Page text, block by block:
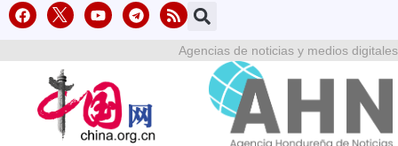
Agencias de noticias y medios digitales